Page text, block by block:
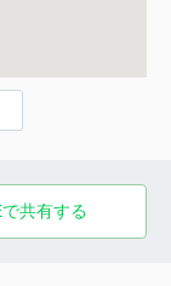
共有する